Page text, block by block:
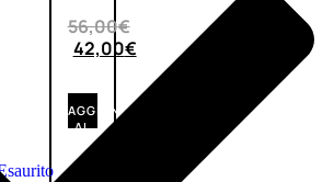
56,00€
42,00€
AGGIUNGI
AL
CARRELLO